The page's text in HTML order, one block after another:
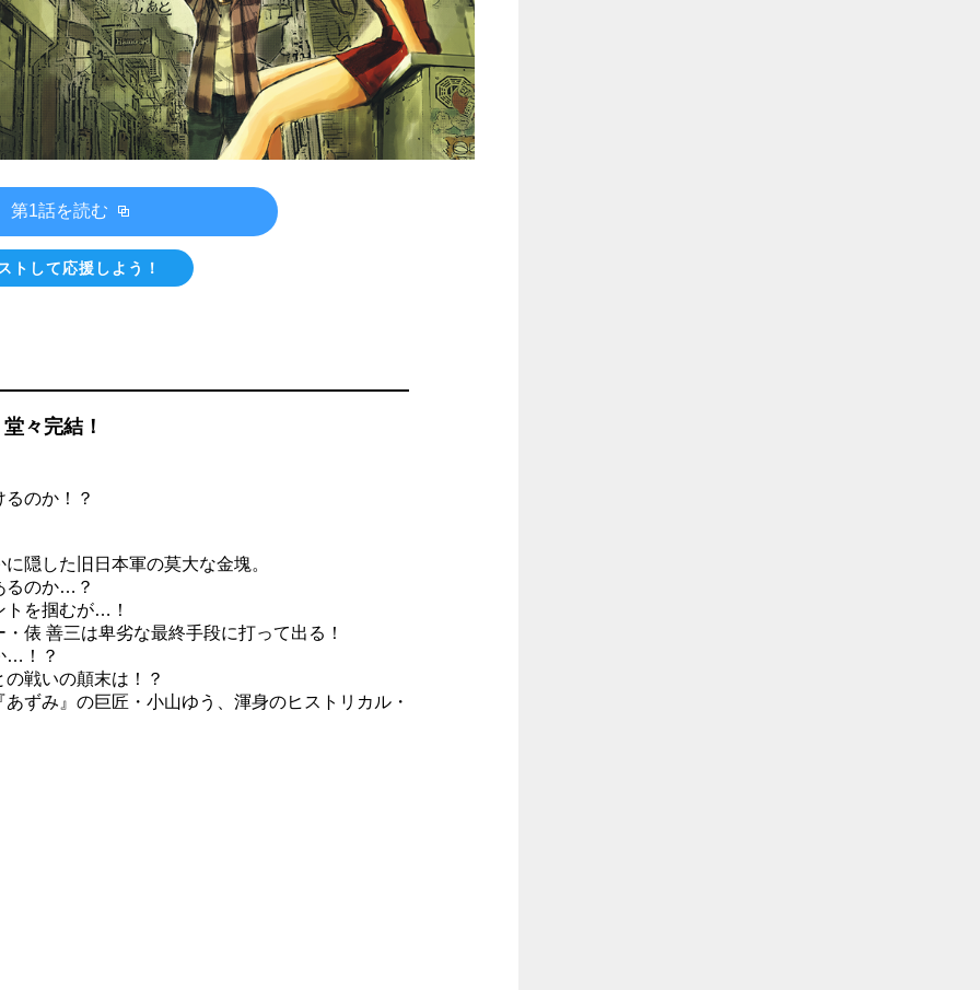
第1話を読む
トして応援しよう！
々完結！
のか！？
隠した旧日本軍の莫大な金塊。
るのか…？
トを掴むが…！
俵 善三は卑劣な最終手段に打って出る！
…！？
戦いの顛末は！？
ずみ』の巨匠・小山ゆう、渾身のヒストリカル・